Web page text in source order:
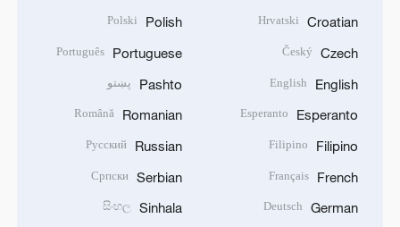
Croatian
Hrvatski
Czech
Český
English
English
Esperanto
Esperanto
Filipino
Filipino
French
Français
German
Deutsch
Polish
Polski
Portuguese
Português
Pashto پښتو
Romanian
Română
Russian
Русский
Serbian
Српски
Sinhala
සිංහල